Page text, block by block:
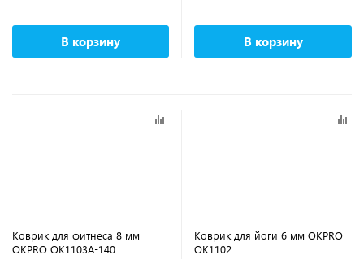
В корзину В корзину
Коврик для фитнеса 8 мм
OKPRO OK1103A-140
Коврик для йоги 6 мм OKPRO
OK1102